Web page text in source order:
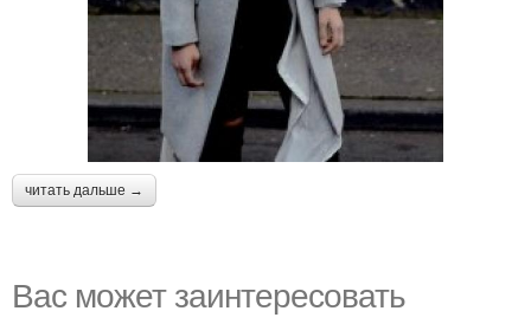
читать дальше →
Вас может заинтересовать